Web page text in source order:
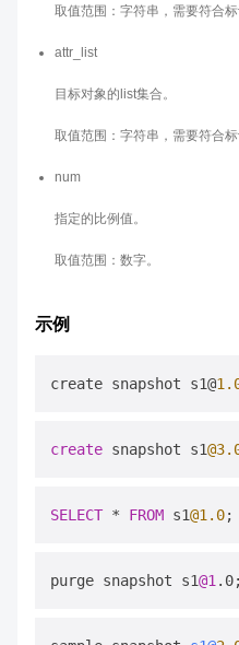
取值范围：字符串，需要符合标
attr_list
目标对象的list集合。
取值范围：字符串，需要符合标
num
指定的比例值。
取值范围：数字。
示例
create snapshot s1@
create snapshot s1@3
SELECT * FROM s1@1 .0
purge snapshot s1@1